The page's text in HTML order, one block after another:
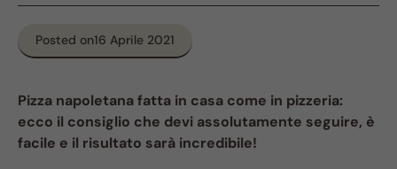
Posted on16 Aprile 2021
Pizza napoletana fatta in casa come in pizzeria:
ecco il consiglio che devi assolutamente seguire, è
facile e il risultato sarà incredibile!